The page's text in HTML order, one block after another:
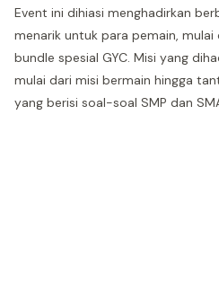
Event ini dihiasi menghadirkan
menarik untuk para pemain,
bundle spesial GYC. Misi yang
mulai dari misi bermain hingga
yang berisi soal-soal SMP dan